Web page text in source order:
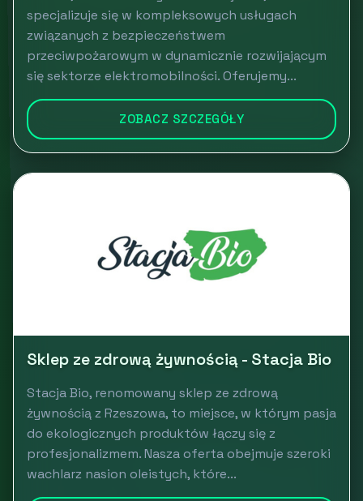
specjalizuje się w kompleksowych usługach
związanych z bezpieczeństwem
przeciwpożarowym w dynamicznie rozwijającym
się sektorze elektromobilności. Oferujemy...
ZOBACZ SZCZEGÓŁY
Sklep ze zdrową żywnością - Stacja Bio
Stacja Bio, renomowany sklep ze zdrową
żywnością z Rzeszowa, to miejsce, w którym pasja
do ekologicznych produktów łączy się z
profesjonalizmem. Nasza oferta obejmuje szeroki
wachlarz nasion oleistych, które...